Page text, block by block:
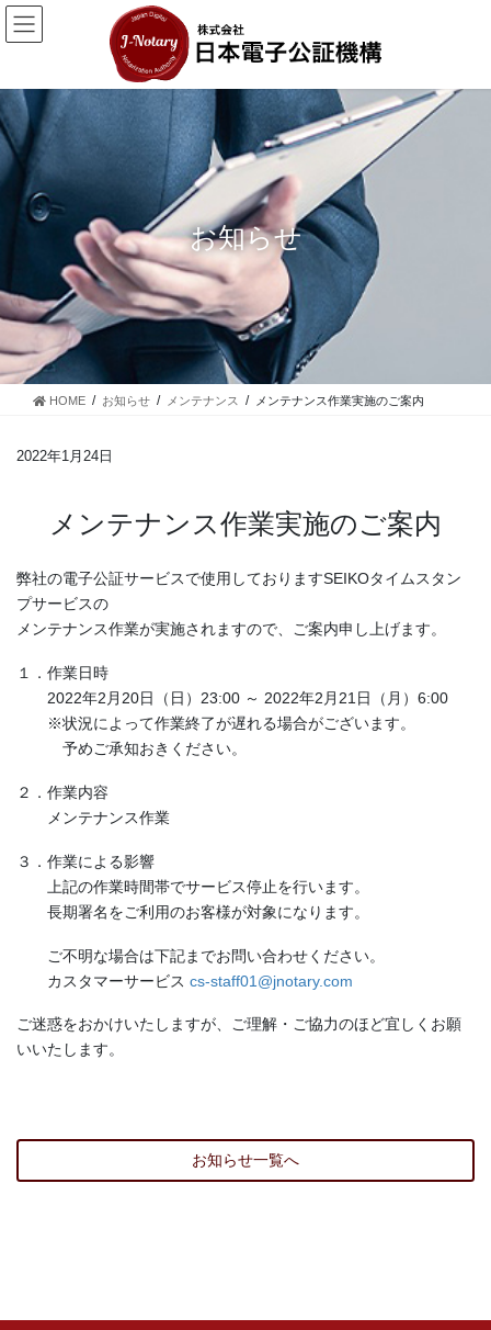
コ
ン
に
移
動
ナ
ビ
ョ
ン
に
お知らせ
HOME お知らせ メンテナンス メンテナンス作業実施のご案内
2022年1月24日
メンテナンス作業実施のご案内
弊社の電子公証サービスで使用しておりますSEIKOタイムスタン
プサービスの
メンテナンス作業が実施されますので、ご案内申し上げます。
１．作業日時
2022年2月20日（日）23:00 ～ 2022年2月21日（月）6:00
※状況によって作業終了が遅れる場合がございます。
予めご承知おきください。
２．作業内容
メンテナンス作業
３．作業による影響
上記の作業時間帯でサービス停止を行います。
長期署名をご利用のお客様が対象になります。
ご不明な場合は下記までお問い合わせください。
カスタマーサービス cs-staff01@jnotary.com
ご迷惑をおかけいたしますが、ご理解・ご協力のほど宜しくお願
いいたします。
お知らせ一覧へ